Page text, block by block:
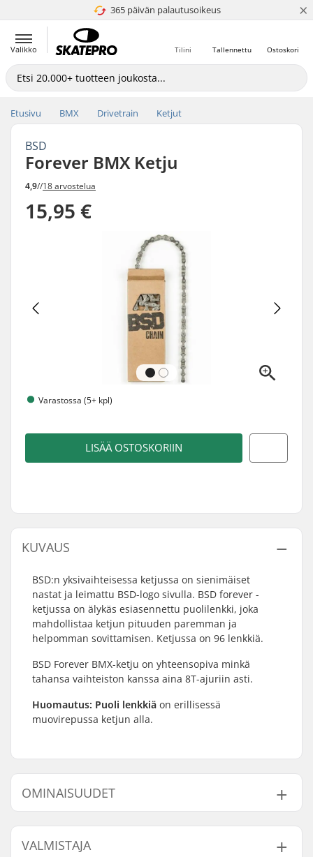
365 päivän palautusoikeus
4.8 / 5 ×
Valikko Ostoskori
Tallennettu
Tilini
Etusivu BMX Drivetrain Ketjut
BSD
Forever BMX Ketju
4,9//18 arvostelua
15,95 €
Varastossa (5+ kpl)
LISÄÄ OSTOSKORIIN
KUVAUS
BSD:n yksivaihteisessa ketjussa on sienimäiset
nastat ja leimattu BSD-logo sivulla. BSD forever -
ketjussa on älykäs esiasennettu puolilenkki, joka
mahdollistaa ketjun pituuden paremman ja
helpomman sovittamisen. Ketjussa on 96 lenkkiä.
BSD Forever BMX-ketju on yhteensopiva minkä
tahansa vaihteiston kanssa aina 8T-ajuriin asti.
Huomautus: Puoli lenkkiä on erillisessä
muovirepussa ketjun alla.
OMINAISUUDET
Ketjun tyyppi:
Single speed
Ketjulinkkien määrä:
VALMISTAJA